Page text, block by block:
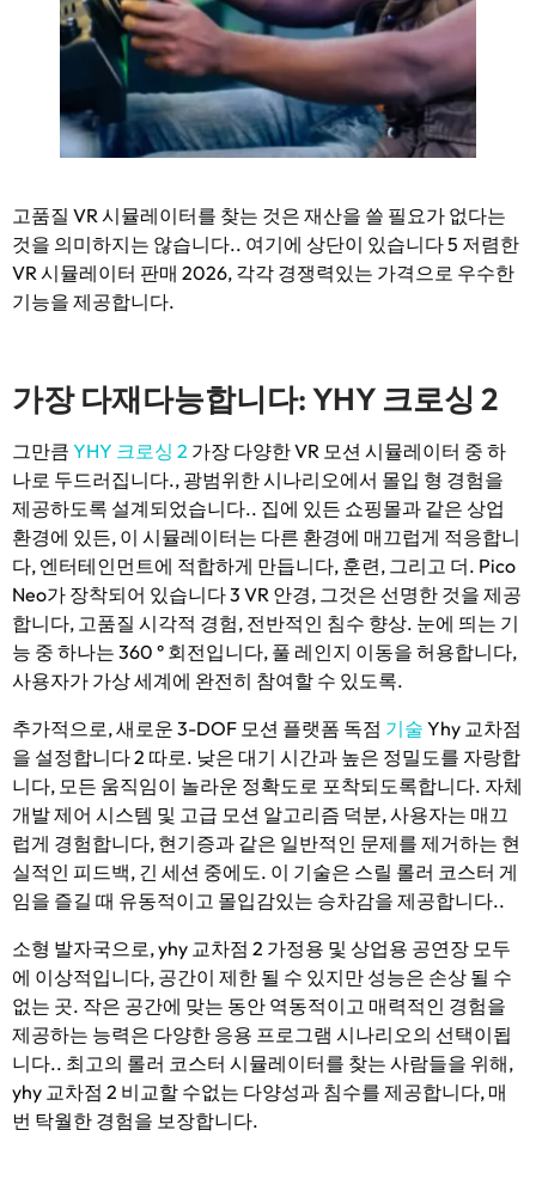
고품질 VR 시뮬레이터를 찾는 것은 재산을 쓸 필요가 없다는
것을 의미하지는 않습니다.. 여기에 상단이 있습니다 5 저렴한
VR 시뮬레이터 판매 2026, 각각 경쟁력있는 가격으로 우수한
기능을 제공합니다.
가장 다재다능합니다: YHY 크로싱 2
그만큼 YHY 크로싱 2 가장 다양한 VR 모션 시뮬레이터 중 하
나로 두드러집니다., 광범위한 시나리오에서 몰입 형 경험을
제공하도록 설계되었습니다.. 집에 있든 쇼핑몰과 같은 상업
환경에 있든, 이 시뮬레이터는 다른 환경에 매끄럽게 적응합니
다, 엔터테인먼트에 적합하게 만듭니다, 훈련, 그리고 더. Pico
Neo가 장착되어 있습니다 3 VR 안경, 그것은 선명한 것을 제공
합니다, 고품질 시각적 경험, 전반적인 침수 향상. 눈에 띄는 기
능 중 하나는 360 ° 회전입니다, 풀 레인지 이동을 허용합니다,
사용자가 가상 ​​세계에 완전히 참여할 수 있도록.
추가적으로, 새로운 3-DOF 모션 플랫폼 독점 기술 Yhy 교차점
을 설정합니다 2 따로. 낮은 대기 시간과 높은 정밀도를 자랑합
니다, 모든 움직임이 놀라운 정확도로 포착되도록합니다. 자체
개발 제어 시스템 및 고급 모션 알고리즘 덕분, 사용자는 매끄
럽게 경험합니다, 현기증과 같은 일반적인 문제를 제거하는 현
실적인 피드백, 긴 세션 중에도. 이 기술은 스릴 롤러 코스터 게
임을 즐길 때 유동적이고 몰입감있는 승차감을 제공합니다..
소형 발자국으로, yhy 교차점 2 가정용 및 상업용 공연장 모두
에 이상적입니다, 공간이 제한 될 수 있지만 성능은 손상 될 수
없는 곳. 작은 공간에 맞는 동안 역동적이고 매력적인 경험을
제공하는 능력은 다양한 응용 프로그램 시나리오의 선택이됩
니다.. 최고의 롤러 코스터 시뮬레이터를 찾는 사람들을 위해,
yhy 교차점 2 비교할 수없는 다양성과 침수를 제공합니다, 매
번 탁월한 경험을 보장합니다.